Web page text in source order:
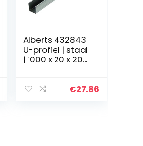
Alberts 432843
U-profiel | staal
| 1000 x 20 x 20
€27.86